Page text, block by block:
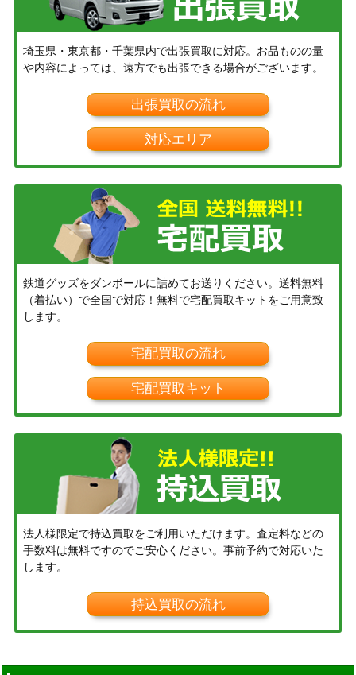
埼玉県・東京都・千葉県内で出張買取に対応。お品ものの量
や内容によっては、遠方でも出張できる場合がございます。
出張買取の流れ
対応エリア
鉄道グッズをダンボールに詰めてお送りください。送料無料
（着払い）で全国で対応！無料で宅配買取キットをご用意致
します。
宅配買取の流れ
宅配買取キット
法人様限定で持込買取をご利用いただけます。査定料などの
手数料は無料ですのでご安心ください。事前予約で対応いた
します。
持込買取の流れ